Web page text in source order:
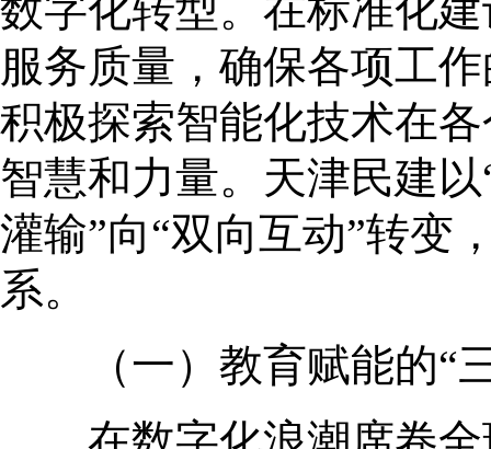
数字化转型。在标准化
服务质量，确保各项工
积极探索智能化技术在
智慧和力量。天津民建
灌输”向“双向互动”转变
系。
（一）教育赋能的“